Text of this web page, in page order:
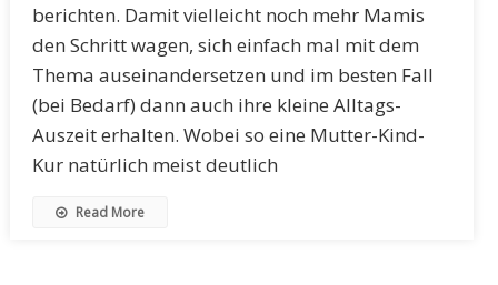
berichten. Damit vielleicht noch mehr Mamis
den Schritt wagen, sich einfach mal mit dem
Thema auseinandersetzen und im besten Fall
(bei Bedarf) dann auch ihre kleine Alltags-
Auszeit erhalten. Wobei so eine Mutter-Kind-
Kur natürlich meist deutlich
Read More